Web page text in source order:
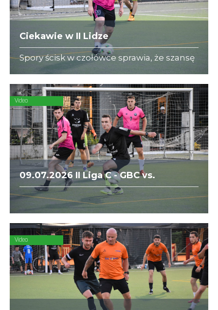
Ciekawie w II Lidze
Spory ścisk w czołówce sprawia, że szansę
na zakończenie rundy na pozycji lidera
mają aż 4 zespoły! Pierwsze GBC o obronę
lokaty powalczy z zawsze groźnym BNP
Paribas.
Video
09.07.2026 II Liga C - GBC vs.
Zmączeni
Video